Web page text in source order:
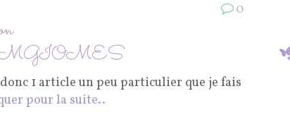
0
1 article un peu particulier que je fais
pour la suite..